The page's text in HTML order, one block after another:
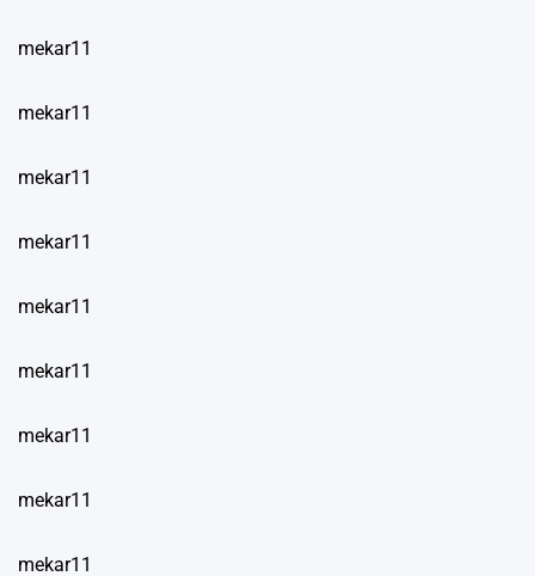
mekar11
mekar11
mekar11
mekar11
mekar11
mekar11
mekar11
mekar11
mekar11